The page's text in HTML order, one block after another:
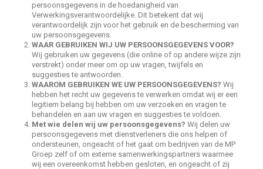
persoonsgegevens in de hoedanigheid van
Verwerkingsverantwoordelijke. Dit betekent dat wij
verantwoordelijk zijn voor het gebruik en de bescherming van
uw persoonsgegevens.
WAAR GEBRUIKEN WIJ UW PERSOONSGEGEVENS VOOR?
Wij gebruiken uw gegevens (die online of op andere wijze zijn
verstrekt) onder meer om op uw vragen, twijfels en
suggesties te antwoorden.
WAAROM GEBRUIKEN WE UW PERSOONSGEGEVENS? Wij
hebben het recht uw gegevens te verwerken omdat wij er een
legitiem belang bij hebben om uw verzoeken en vragen te
behandelen en aan uw vragen en suggesties te voldoen.
Met wie delen wij uw persoonsgegevens? Wij delen uw
persoonsgegevens met dienstverleners die ons helpen of
ondersteunen, ongeacht of het gaat om bedrijven van de MP
Groep zelf of om externe samenwerkingspartners waarmee
wij een overeenkomst hebben gesloten, en ongeacht of zij